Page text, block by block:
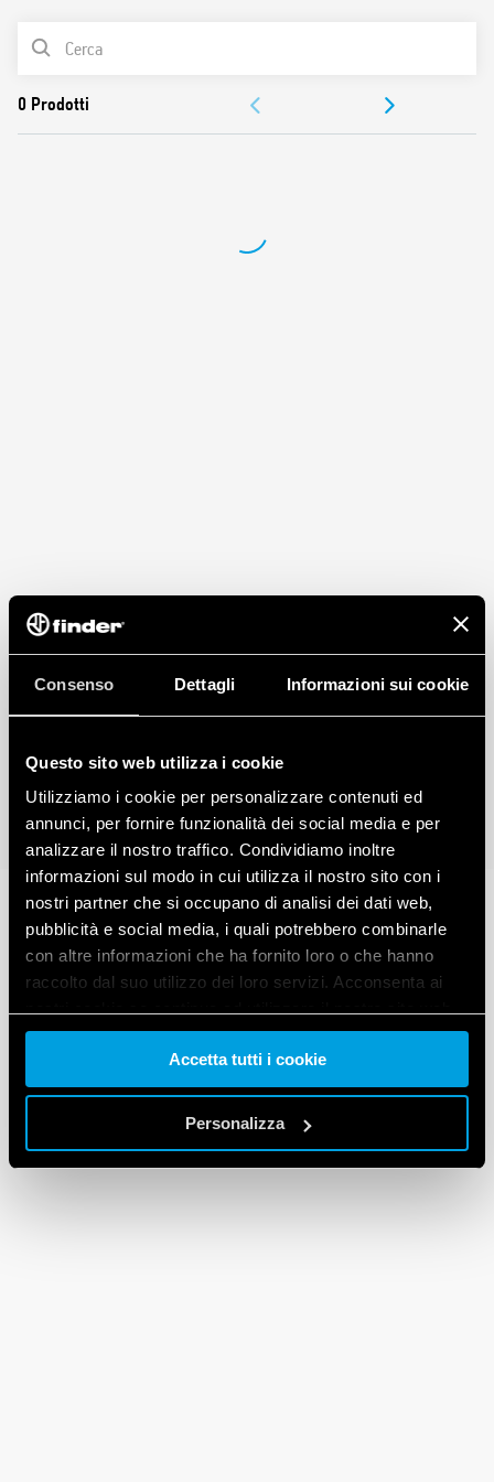
Consenso Dettagli Informazioni sui cookie
Questo sito web utilizza i cookie
Utilizziamo i cookie per personalizzare contenuti ed
annunci, per fornire funzionalità dei social media e per
analizzare il nostro traffico. Condividiamo inoltre
informazioni sul modo in cui utilizza il nostro sito con i
nostri partner che si occupano di analisi dei dati web,
pubblicità e social media, i quali potrebbero combinarle
con altre informazioni che ha fornito loro o che hanno
raccolto dal suo utilizzo dei loro servizi. Acconsenta ai
Vai alla Cookie Policy complet a
Accetta tutti i cookie
Personalizza
Contatti senza Cadmio
LISTA PRODOTTI
OMOLOGAZIONI